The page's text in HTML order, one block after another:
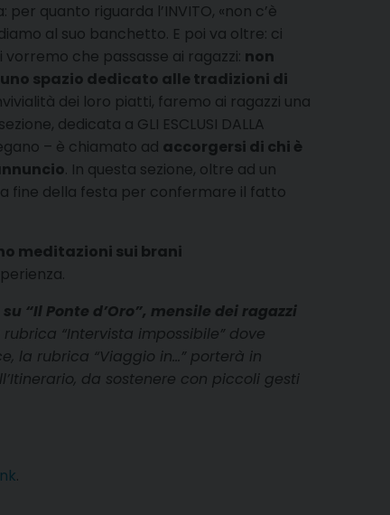
quanto riguarda l’INVITO, «non c’è
al suo banchetto. E poi va oltre: ci
che passasse ai ragazzi: non
uno spazio dedicato alle tradizioni di
dei loro piatti, faremo ai ragazzi una
dedicata a GLI ESCLUSI DALLA
– è chiamato ad accorgersi di chi è
. In questa sezione, oltre ad un
fine della festa per confermare il fatto
meditazioni sui brani
“Il Ponte d’Oro”, mensile dei ragazzi
rubrica “Intervista impossibile” dove
la rubrica “Viaggio in…” porterà in
da sostenere con piccoli gesti
.